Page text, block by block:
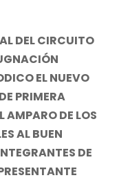
DEL CIRCUITO
EL NUEVO
PRIMERA
AMPARO DE LOS
AL BUEN
DE